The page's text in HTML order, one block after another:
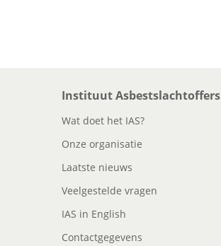
Instituut Asbestslachtoffers
Wat doet het IAS?
Onze organisatie
Laatste nieuws
Veelgestelde vragen
IAS in English
Contactgegevens